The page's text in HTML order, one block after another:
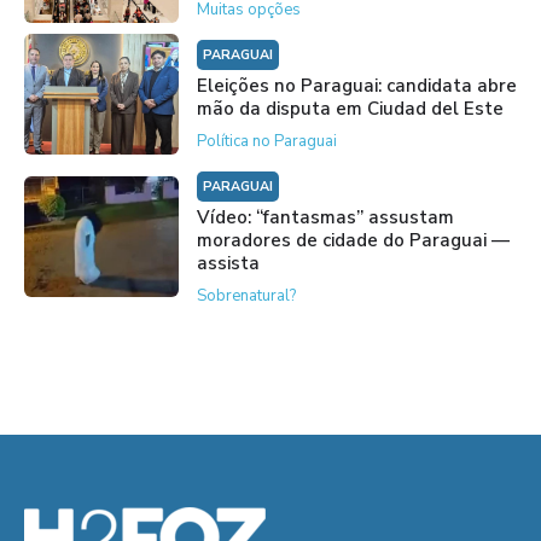
Muitas opções
PARAGUAI
Eleições no Paraguai: candidata abre
mão da disputa em Ciudad del Este
Política no Paraguai
PARAGUAI
Vídeo: “fantasmas” assustam
moradores de cidade do Paraguai —
assista
Sobrenatural?